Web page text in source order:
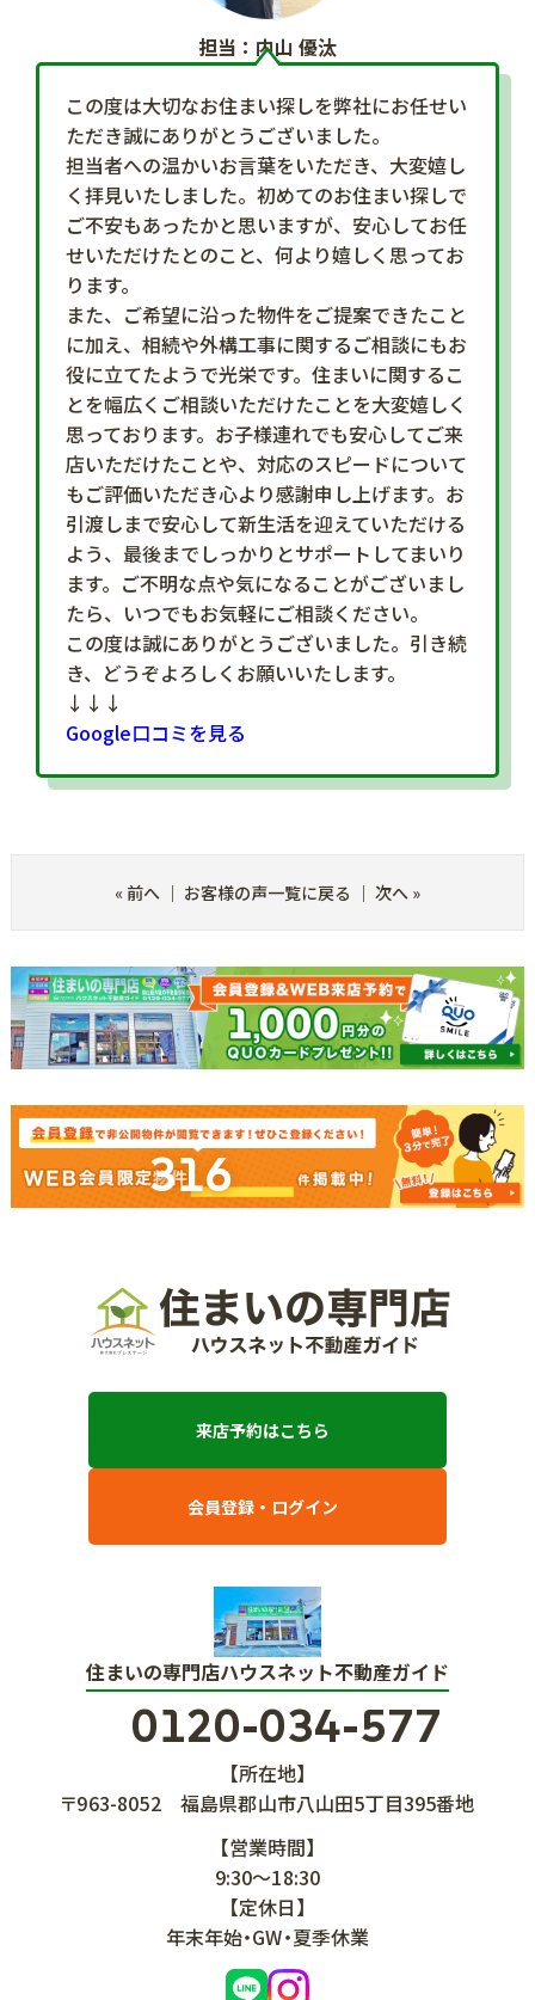
担当：内山 優汰
この度は大切なお住まい探しを弊社にお任せい
ただき誠にありがとうございました。
担当者への温かいお言葉をいただき、大変嬉し
く拝見いたしました。初めてのお住まい探しで
ご不安もあったかと思いますが、安心してお任
せいただけたとのこと、何より嬉しく思ってお
ります。
また、ご希望に沿った物件をご提案できたこと
に加え、相続や外構工事に関するご相談にもお
役に立てたようで光栄です。住まいに関するこ
とを幅広くご相談いただけたことを大変嬉しく
思っております。お子様連れでも安心してご来
店いただけたことや、対応のスピードについて
もご評価いただき心より感謝申し上げます。お
引渡しまで安心して新生活を迎えていただける
よう、最後までしっかりとサポートしてまいり
ます。ご不明な点や気になることがございまし
たら、いつでもお気軽にご相談ください。
この度は誠にありがとうございました。引き続
き、どうぞよろしくお願いいたします。
↓↓↓
Google口コミを見る
« 前へ｜ お客様の声一覧に戻る ｜ 次へ»
316
来店予約はこちら
会員登録・ログイン
住まいの専門店ハウスネット不動産ガイド
0120-034-577
【所在地】
〒963-8052
福島県郡山市八山田5丁目395番地
【営業時間】
9:30～18:30
【定休日】
年末年始・GW・夏季休業